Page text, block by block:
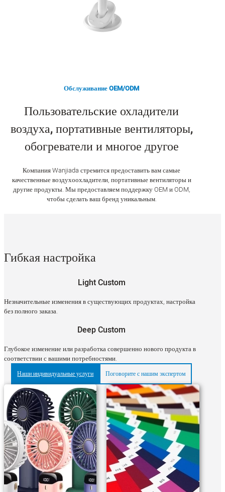
Обслуживание OEM/ODM
Пользовательские охладители
воздуха, портативные вентиляторы,
обогреватели и многое другое
Компания Wanjiada стремится предоставить вам самые
качественные воздухоохладители, портативные вентиляторы и
другие продукты. Мы предоставляем поддержку OEM и ODM,
чтобы сделать ваш бренд уникальным.
Гибкая настройка
Light Custom
Незначительные изменения в существующих продуктах, настройка
без полного заказа.
Deep Custom
Глубокое изменение или разработка совершенно нового продукта в
соответствии с вашими потребностями.
Наши индивидуальные услуги Поговорите с нашим экспертом